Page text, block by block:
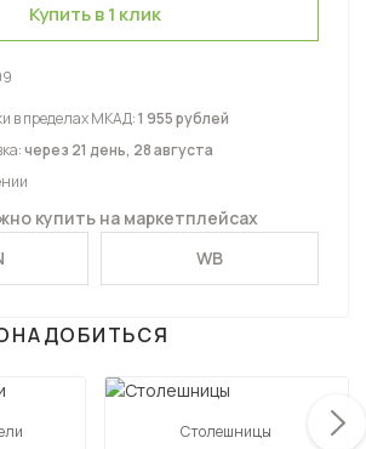
Купить в 1 клик
в пределах МКАД:1 955 рублей
через 21 день, 28 августа
купить на маркетплейсах
WB
Столешницы